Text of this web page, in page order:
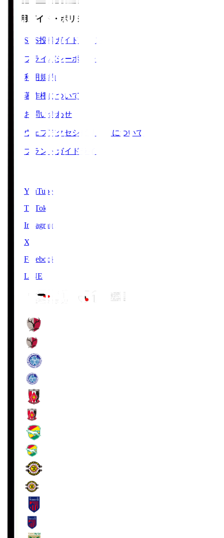
ご利用ガイド・ポリシー
SNS投稿ガイドライン
プライバシーポリシー
利用規約
著作権について
お問い合わせ
ウェブアクセシビリティについて
ブランドガイドライン
YouTube
TikTok
Instagram
X
Facebook
LINE